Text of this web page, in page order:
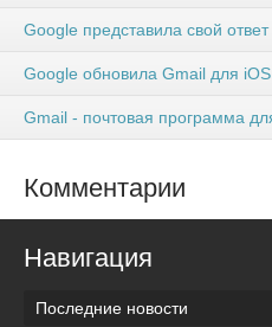
Google представила свой
Google обновила Gmail для iOS
Gmail - почтовая программа
Комментарии
Навигация
Последние новости